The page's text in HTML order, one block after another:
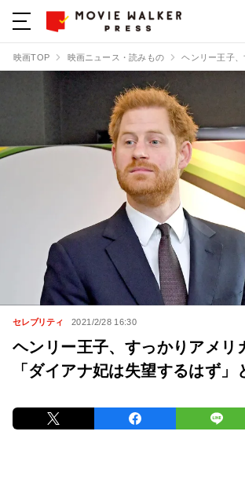
映画TOP 映画ニュース・読みもの ヘンリー王子
セレブリティ 2021/2/28 16:30
ヘンリー王子、すっかりアメリ
「ダイアナ妃は失望するはず」